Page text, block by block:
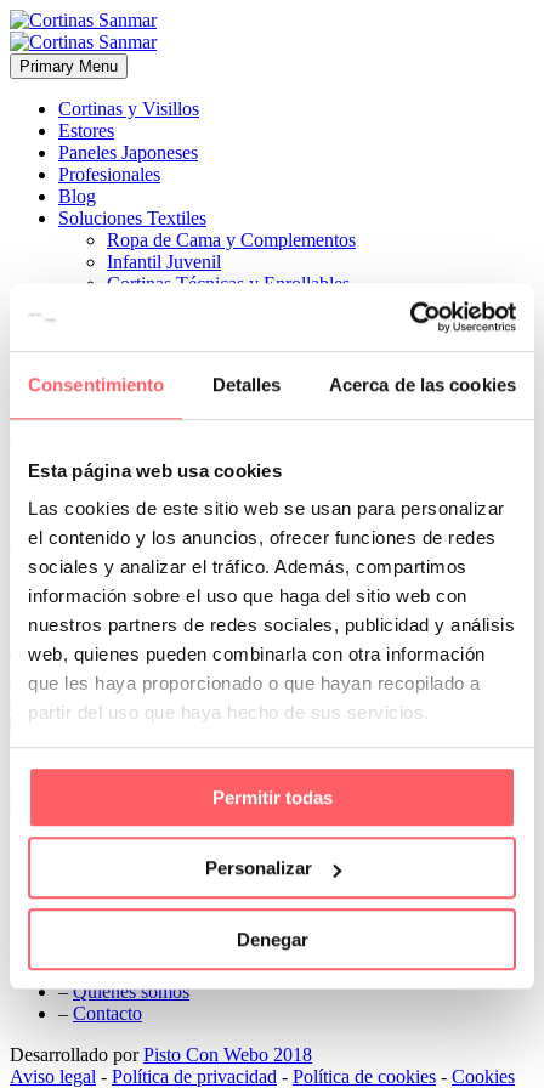
Consentimiento Detalles Acerca de las cookies
Esta página web usa cookies
Las cookies de este sitio web se usan para personalizar
el contenido y los anuncios, ofrecer funciones de redes
sociales y analizar el tráfico. Además, compartimos
información sobre el uso que haga del sitio web con
nuestros partners de redes sociales, publicidad y análisis
web, quienes pueden combinarla con otra información
que les haya proporcionado o que hayan recopilado a
partir del uso que haya hecho de sus servicios.
Permitir todas
Personalizar
Denegar
Primary Menu
Cortinas y Visillos
Estores
Paneles Japoneses
Profesionales
Blog
Soluciones Textiles
Ropa de Cama y Complementos
Infantil Juvenil
Cortinas Técnicas y Enrollables
¿Quiénes Somos?
Contacto
22 mayo, 2019
ESTILO CLÁSICO
Apuesta sencilla y de lo más utilizada. Con riel a techo
Prev
Next
Conoce Cortinas Sanmar
c/ Madrid nº 87 Local 1 y 5 28970 Madrid
91 498 08 97
699 241 888
info@cortinassanmar.es
–Servicios personalizados
–Nuestros proyectos
–Quiénes somos
– Contacto
Desarrollado porPisto Con Webo 2018
Aviso legal - Política de privacidad - Política de cookies - Cookies